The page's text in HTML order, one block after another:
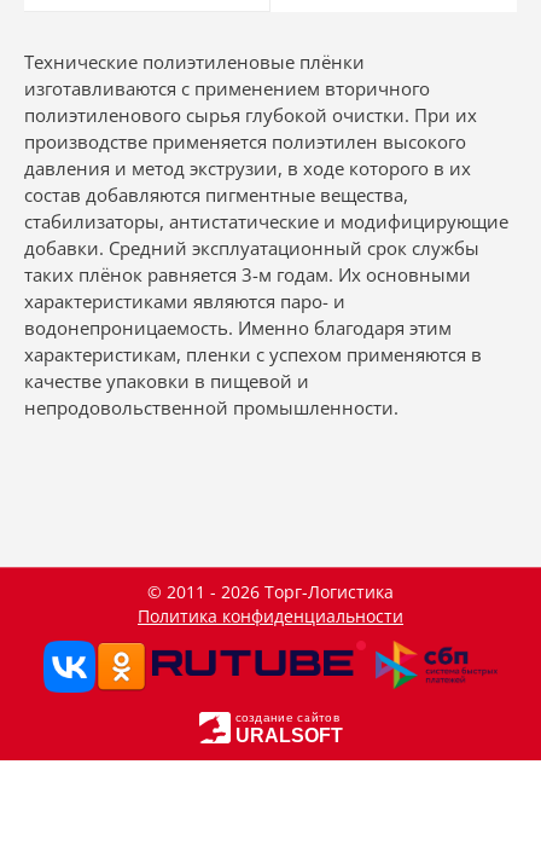
Технические полиэтиленовые плёнки
изготавливаются с применением вторичного
полиэтиленового сырья глубокой очистки. При их
производстве применяется полиэтилен высокого
давления и метод экструзии, в ходе которого в их
состав добавляются пигментные вещества,
стабилизаторы, антистатические и модифицирующие
добавки. Средний эксплуатационный срок службы
таких плёнок равняется 3-м годам. Их основными
характеристиками являются паро- и
водонепроницаемость. Именно благодаря этим
характеристикам, пленки с успехом применяются в
качестве упаковки в пищевой и
непродовольственной промышленности.
© 2011 - 2026 Торг-Логистика
Политика конфиденциальности
создание сайтов
URALSOFT